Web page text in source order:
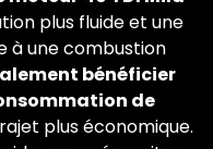
plus fluide et une
à une combustion
bénéficier
de
plus économique.